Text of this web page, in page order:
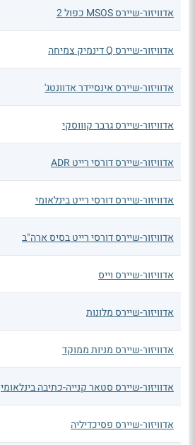
אדוויזור-שיירס MSOS כפול 2
אדוויזור-שיירס Q דינמיק צמיחה
אדוויזור-שיירס אינסיידר אדוונטג'
אדוויזור-שיירס גרבר קוווסקי
אדוויזור-שיירס דורסי רייט ADR
אדוויזור-שיירס דורסי רייט בינלאומי
אדוויזור-שיירס דורסי רייט בסיס ארה"ב
אדוויזור-שיירס וייס
אדוויזור-שיירס מלונות
אדוויזור-שיירס מניות ממוקד
אדוויזור-שיירס סטאר קנייה-כתיבה בינלאומי
אדוויזור-שיירס פסיכדיליה